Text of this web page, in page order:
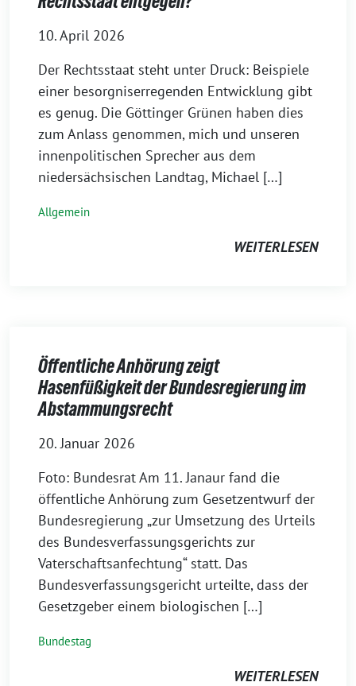
10. April 2026
Der Rechtsstaat steht unter Druck: Beispiele
einer besorgniserregenden Entwicklung gibt
es genug. Die Göttinger Grünen haben dies
zum Anlass genommen, mich und unseren
innenpolitischen Sprecher aus dem
niedersächsischen Landtag, Michael […]
Allgemein
WEITERLESEN
Öffentliche Anhörung zeigt
Hasenfüßigkeit der Bundesregierung im
Abstammungsrecht
20. Januar 2026
Foto: Bundesrat Am 11. Janaur fand die
öffentliche Anhörung zum Gesetzentwurf der
Bundesregierung „zur Umsetzung des Urteils
des Bundesverfassungsgerichts zur
Vaterschaftsanfechtung“ statt. Das
Bundesverfassungsgericht urteilte, dass der
Gesetzgeber einem biologischen […]
Bundestag
WEITERLESEN